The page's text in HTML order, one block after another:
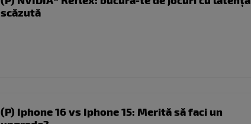
scăzută
(P) Iphone 16 vs Iphone 15: Merită să faci un